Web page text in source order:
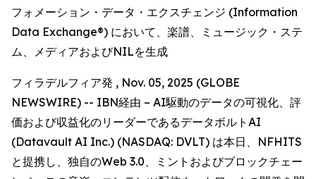
フォメーション・データ・エクスチェンジ (Information
Data Exchange®) において、楽譜、ミュージック・ステ
ム、メディアおよびNILを生成
フィラデルフィア発 , Nov. 05, 2025 (GLOBE
NEWSWIRE) -- IBN経由 – AI駆動のデータの可視化、評
価および収益化のリーダーであるデータボルトAI
(Datavault AI Inc.) (NASDAQ: DVLT) は本日、NFHITS
と提携し、独自のWeb 3.0、ミントおよびブロックチェー